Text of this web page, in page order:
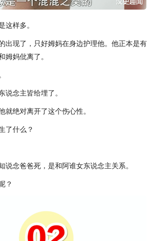
这样多。
出现了，只好姆妈在身边护理他。他正本是有
姆妈仳离了。
说念主皆给埋了。
就绝对离开了这个伤心性。
了什么？
说念爸爸死，是和阿谁女东说念主关系。
？